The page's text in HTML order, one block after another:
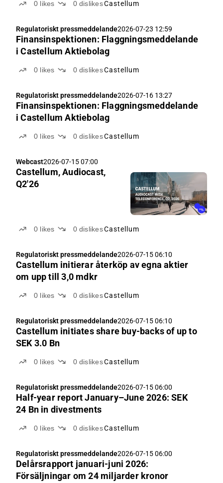
0 likes 0 dislikesCastellum
Regulatoriskt pressmeddelande2026-07-23 12:59
Finansinspektionen: Flaggningsmeddelande
i Castellum Aktiebolag
0 likes 0 dislikesCastellum
Regulatoriskt pressmeddelande2026-07-16 13:27
Finansinspektionen: Flaggningsmeddelande
i Castellum Aktiebolag
0 likes 0 dislikesCastellum
Webcast2026-07-15 07:00
Castellum, Audiocast,
Q2'26
0 likes 0 dislikesCastellum
Regulatoriskt pressmeddelande2026-07-15 06:10
Castellum initierar återköp av egna aktier
om upp till 3,0 mdkr
0 likes 0 dislikesCastellum
Regulatoriskt pressmeddelande2026-07-15 06:10
Castellum initiates share buy-backs of up to
SEK 3.0 Bn
0 likes 0 dislikesCastellum
Regulatoriskt pressmeddelande2026-07-15 06:00
Half-year report January–June 2026: SEK
24 Bn in divestments
0 likes 0 dislikesCastellum
Regulatoriskt pressmeddelande2026-07-15 06:00
Delårsrapport januari-juni 2026:
Försäljningar om 24 miljarder kronor